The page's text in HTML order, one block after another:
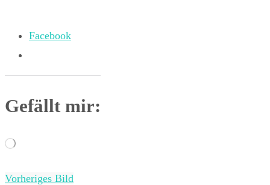
Facebook
Gefällt mir:
Wird
Vorheriges Bild